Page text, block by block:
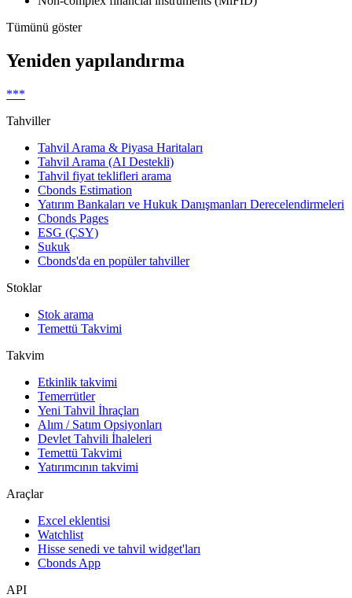
Tümünü göster
Yeniden yapılandırma
***
Tahviller
Tahvil Arama & Piyasa Haritaları
Tahvil Arama (AI Destekli)
Tahvil fiyat teklifleri arama
Cbonds Estimation
Yatırım Bankaları ve Hukuk Danışmanları Derecelendirmeleri
Cbonds Pages
ESG (ÇSY)
Sukuk
Cbonds'da en popüler tahviller
Stoklar
Stok arama
Temettü Takvimi
Takvim
Etkinlik takvimi
Temerrütler
Yeni Tahvil İhraçları
Alım / Satım Opsiyonları
Devlet Tahvili İhaleleri
Temettü Takvimi
Yatırımcının takvimi
Araçlar
Excel eklentisi
Watchlist
Hisse senedi ve tahvil widget'ları
Cbonds App
API